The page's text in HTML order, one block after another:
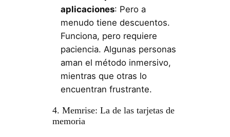
aplicaciones: Pero a
menudo tiene descuentos.
Funciona, pero requiere
paciencia. Algunas personas
aman el método inmersivo,
mientras que otras lo
encuentran frustrante.
4. Memrise: La de las tarjetas de
memoria